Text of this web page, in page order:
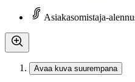
Asiakasomistaja-
Avaa kuva suurempana